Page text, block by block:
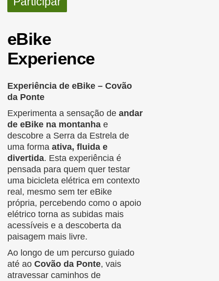
eBike
Experience
Experiência de eBike – Covão
da Ponte
Experimenta a sensação de andar
de eBike na montanha e
descobre a Serra da Estrela de
uma forma ativa, fluida e
divertida. Esta experiência é
pensada para quem quer testar
uma bicicleta elétrica em contexto
real, mesmo sem ter eBike
própria, percebendo como o apoio
elétrico torna as subidas mais
acessíveis e a descoberta da
paisagem mais livre.
Ao longo de um percurso guiado
até ao Covão da Ponte, vais
atravessar caminhos de